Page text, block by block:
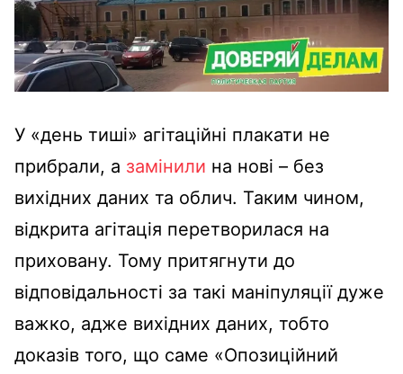
У «день тиші» агітаційні плакати не
прибрали, а замінили на нові – без
вихідних даних та облич. Таким чином,
відкрита агітація перетворилася на
приховану. Тому притягнути до
відповідальності за такі маніпуляції дуже
важко, адже вихідних даних, тобто
доказів того, що саме «Опозиційний